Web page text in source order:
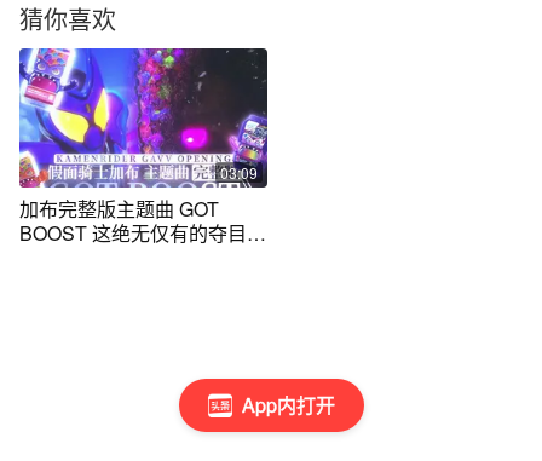
App内打开
猜你喜欢
03:09
加布完整版主题曲 GOT
BOOST 这绝无仅有的夺目瞬